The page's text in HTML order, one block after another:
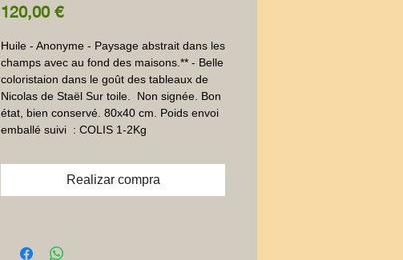
120,00 €Precio
Huile - Anonyme - Paysage abstrait dans les
champs avec au fond des maisons.** - Belle
coloristaion dans le goût des tableaux de
Nicolas de Staël Sur toile.  Non signée. Bon
état, bien conservé. 80x40 cm. Poids envoi
emballé suivi  : COLIS 1-2Kg
Realizar compra